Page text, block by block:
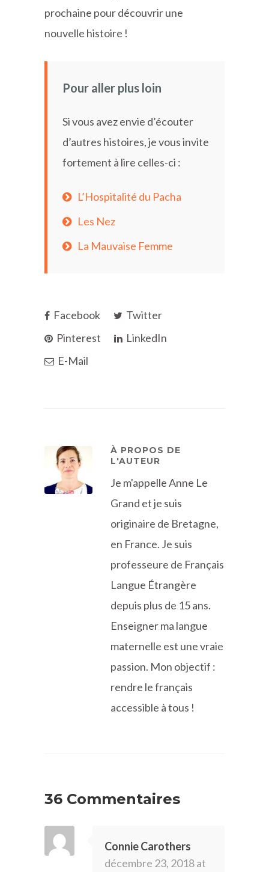
prochaine pour découvrir une
nouvelle histoire !
Pour aller plus loin
Si vous avez envie d’écouter
d’autres histoires, je vous invite
fortement à lire celles-ci :
L’Hospitalité du Pacha
Les Nez
La Mauvaise Femme
Facebook
Twitter
Pinterest
LinkedIn
E-Mail
À PROPOS DE
L'AUTEUR
Je m'appelle Anne Le
Grand et je suis
originaire de Bretagne,
en France. Je suis
professeure de Français
Langue Étrangère
depuis plus de 15 ans.
Enseigner ma langue
maternelle est une vraie
passion. Mon objectif :
rendre le français
accessible à tous !
36 Commentaires
Connie Carothers
décembre 23, 2018 at